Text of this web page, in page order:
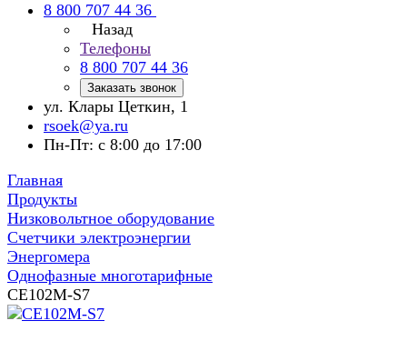
8 800 707 44 36
Назад
Телефоны
8 800 707 44 36
Заказать звонок
ул. Клары Цеткин, 1
rsoek@ya.ru
Пн-Пт: с 8:00 до 17:00
Главная
Продукты
Низковольтное оборудование
Счетчики электроэнергии
Энергомера
Однофазные многотарифные
CE102M-S7